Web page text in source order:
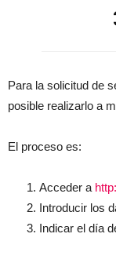
Para la solicitud de
posible realizarlo a
El proceso es:
Acceder a
Introducir los
Indicar el día